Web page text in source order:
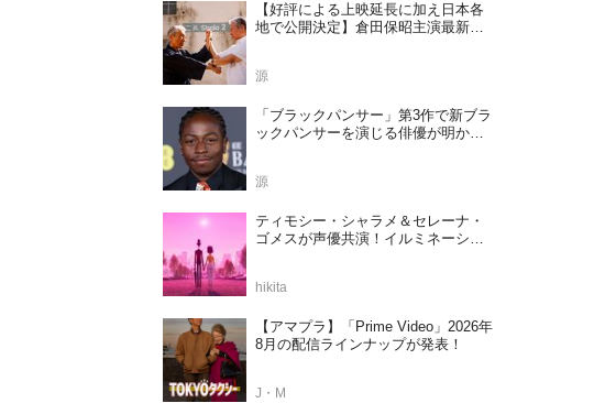
【好評による上映延長に加え日本各
地で公開決定】倉田保昭主演最新作
源
「ブラックパンサー」第3作で新ブラ
ックパンサーを演じる俳優が明かさ
源
ティモシー・シャラメ＆セレーナ・
ゴメスが声優共演！イルミネーショ
定
hikita
【アマプラ】「Prime Video」2026年
8月の配信ラインナップが発表！
J・M